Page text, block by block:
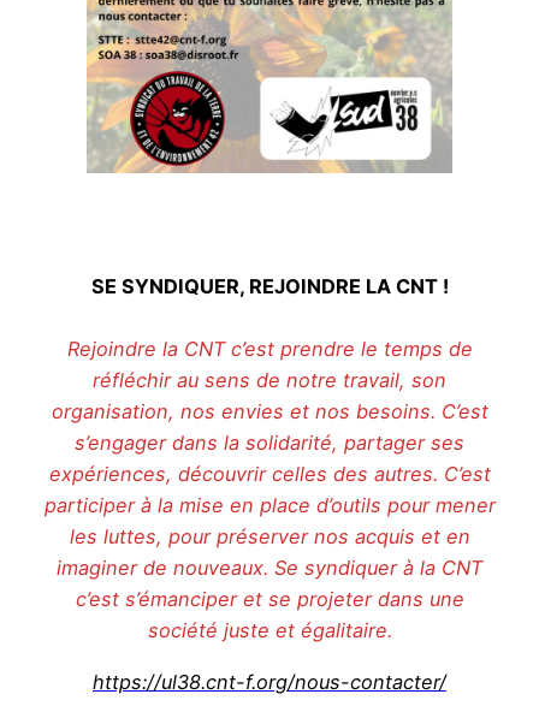
SE SYNDIQUER, REJOINDRE LA CNT !
Rejoindre la CNT c’est prendre le temps de
réfléchir au sens de notre travail, son
organisation, nos envies et nos besoins. C’est
s’engager dans la solidarité, partager ses
expériences, découvrir celles des autres. C’est
participer à la mise en place d’outils pour mener
les luttes, pour préserver nos acquis et en
imaginer de nouveaux. Se syndiquer à la CNT
c’est s’émanciper et se projeter dans une
société juste et égalitaire.
https://ul38.cnt-f.org/nous-contacter/